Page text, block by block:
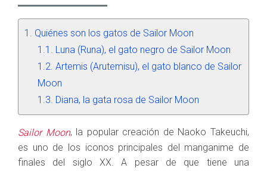
Quiénes son los gatos de Sailor Moon
Luna (Runa), el gato negro de Sailor Moon
Artemis (Arutemisu), el gato blanco de Sailor
Moon
Diana, la gata rosa de Sailor Moon
Sailor Moon, la popular creación de Naoko Takeuchi,
es uno de los iconos principales del manganime de
finales del siglo XX. A pesar de que tiene una